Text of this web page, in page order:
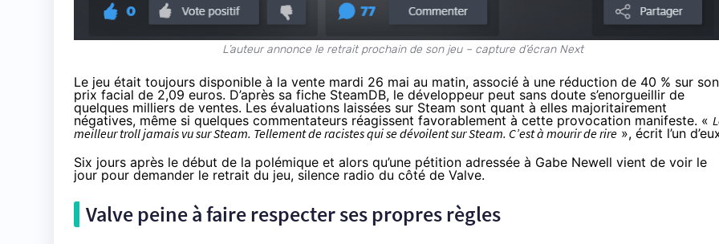
L’auteur annonce le retrait prochain de son jeu – capture d’écran Next
Le jeu était toujours disponible à la vente mardi 26 mai au matin, associé à une réduction de 40 % sur son
prix facial de 2,09 euros. D’après sa fiche SteamDB, le développeur peut sans doute s’enorgueillir de
quelques milliers de ventes. Les évaluations laissées sur Steam sont quant à elles majoritairement
négatives, même si quelques commentateurs réagissent favorablement à cette provocation manifeste. «
meilleur troll jamais vu sur Steam. Tellement de racistes qui se dévoilent sur Steam. C’est à mourir de rire », écrit l’un
Six jours après le début de la polémique et alors qu’une pétition adressée à Gabe Newell vient de voir le
jour pour demander le retrait du jeu, silence radio du côté de Valve.
Valve peine à faire respecter ses propres règles